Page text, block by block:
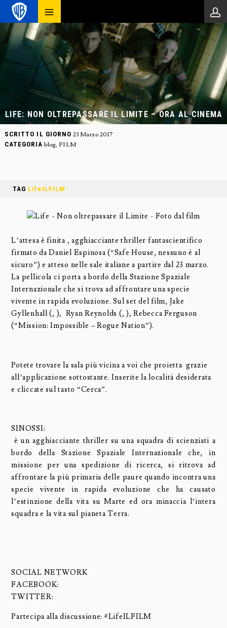
LIFE: NON OLTREPASSARE IL LIMITE – ORA AL CINEMA
SCRITTO IL GIORNO 23 Marzo 2017
CATEGORIA blog, FILM
TAG LifeILFILM
L’attesa è finita , agghiacciante thriller fantascientifico
firmato da Daniel Espinosa (“Safe House, nessuno è al
sicuro”) e atteso nelle sale italiane a partire dal 23 marzo.
La pellicola ci porta a bordo della Stazione Spaziale
Internazionale che si trova ad affrontare una specie
vivente in rapida evoluzione. Sul set del film, Jake
Gyllenhall (, ), Ryan Reynolds (, ), Rebecca Ferguson
(“Mission: Impossible – Rogue Nation”).
Potete trovare la sala più vicina a voi che proietta grazie
all’applicazione sottostante. Inserite la località desiderata
e cliccate sul tasto “Cerca”.
SINOSSI:
è un agghiacciante thriller su una squadra di scienziati a
bordo della Stazione Spaziale Internazionale che, in
missione per una spedizione di ricerca, si ritrova ad
affrontare la più primaria delle paure quando incontra una
specie vivente in rapida evoluzione che ha causato
l’estinzione della vita su Marte ed ora minaccia l’intera
squadra e la vita sul pianeta Terra.
SOCIAL NETWORK
FACEBOOK:
TWITTER:
Partecipa alla discussione: #LifeILFILM